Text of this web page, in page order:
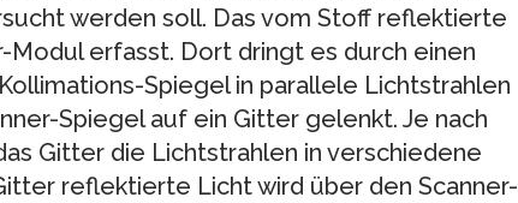
werden soll. Das vom Stoff reflektierte
erfasst. Dort dringt es durch einen
Spiegel in parallele Lichtstrahlen
Spiegel auf ein Gitter gelenkt. Je nach
Gitter die Lichtstrahlen in verschiedene
reflektierte Licht wird über den Scanner-